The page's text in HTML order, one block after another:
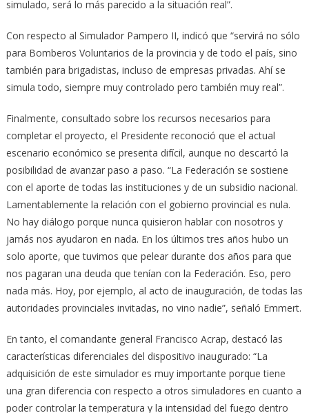
simulado, será lo más parecido a la situación real”.
Con respecto al Simulador Pampero II, indicó que “servirá no sólo
para Bomberos Voluntarios de la provincia y de todo el país, sino
también para brigadistas, incluso de empresas privadas. Ahí se
simula todo, siempre muy controlado pero también muy real”.
Finalmente, consultado sobre los recursos necesarios para
completar el proyecto, el Presidente reconoció que el actual
escenario económico se presenta difícil, aunque no descartó la
posibilidad de avanzar paso a paso. “La Federación se sostiene
con el aporte de todas las instituciones y de un subsidio nacional.
Lamentablemente la relación con el gobierno provincial es nula.
No hay diálogo porque nunca quisieron hablar con nosotros y
jamás nos ayudaron en nada. En los últimos tres años hubo un
solo aporte, que tuvimos que pelear durante dos años para que
nos pagaran una deuda que tenían con la Federación. Eso, pero
nada más. Hoy, por ejemplo, al acto de inauguración, de todas las
autoridades provinciales invitadas, no vino nadie”, señaló Emmert.
En tanto, el comandante general Francisco Acrap, destacó las
características diferenciales del dispositivo inaugurado: “La
adquisición de este simulador es muy importante porque tiene
una gran diferencia con respecto a otros simuladores en cuanto a
poder controlar la temperatura y la intensidad del fuego dentro